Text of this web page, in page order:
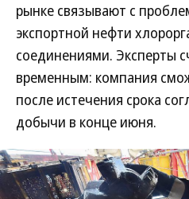
рынке связывают с
экспортной нефти
соединениями. Эксперты
временным: компания
после истечения срока
добычи в конце июня.